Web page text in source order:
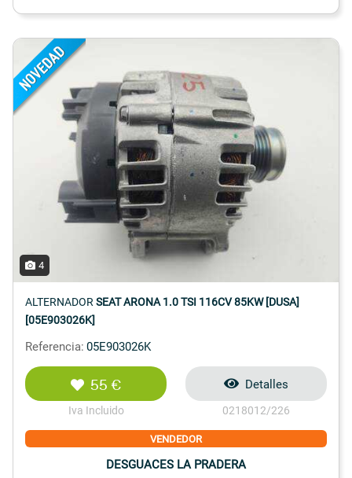
4
ALTERNADORSEAT ARONA 1.0 TSI 116CV 85KW [DUSA]
[05E903026K]
Referencia: 05E903026K
55 €
Iva Incluido
Detalles
0218012/226
VENDEDOR
DESGUACES LA PRADERA